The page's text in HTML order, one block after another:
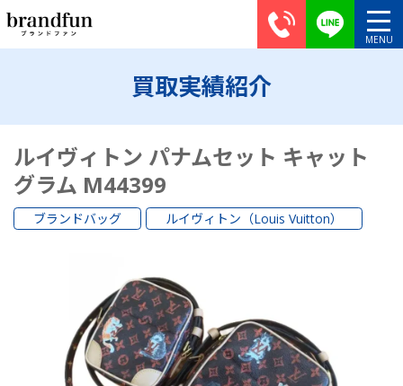
買取実績紹介
ルイヴィトン パナムセット キャット
グラム M44399
ブランドバッグ ルイヴィトン（Louis Vuitton）